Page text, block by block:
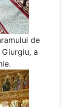
de
a